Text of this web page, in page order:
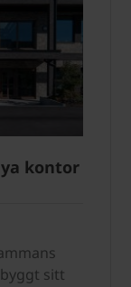
kontor
sitt